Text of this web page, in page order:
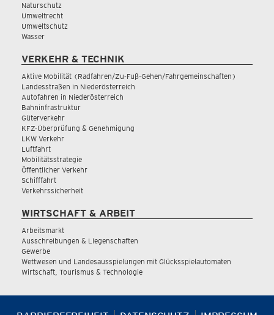
Naturschutz
Umweltrecht
Umweltschutz
Wasser
VERKEHR & TECHNIK
Aktive Mobilität (Radfahren/Zu-Fuß-Gehen/Fahrgemeinschaften)
Landesstraßen in Niederösterreich
Autofahren in Niederösterreich
Bahninfrastruktur
Güterverkehr
KFZ-Überprüfung & Genehmigung
LKW Verkehr
Luftfahrt
Mobilitätsstrategie
Öffentlicher Verkehr
Schifffahrt
Verkehrssicherheit
WIRTSCHAFT & ARBEIT
Arbeitsmarkt
Ausschreibungen & Liegenschaften
Gewerbe
Wettwesen und Landesausspielungen mit Glücksspielautomaten
Wirtschaft, Tourismus & Technologie